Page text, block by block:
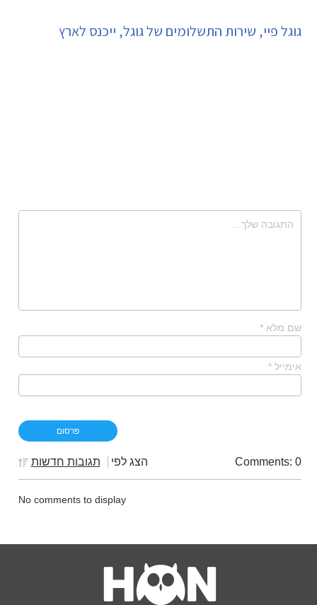
גוגל פיי, שירות התשלומים של גוגל, ייכנס לארץ
שם מלא *
אימייל *
Comments: 0 הצג לפי תגובות חדשות
No comments to display